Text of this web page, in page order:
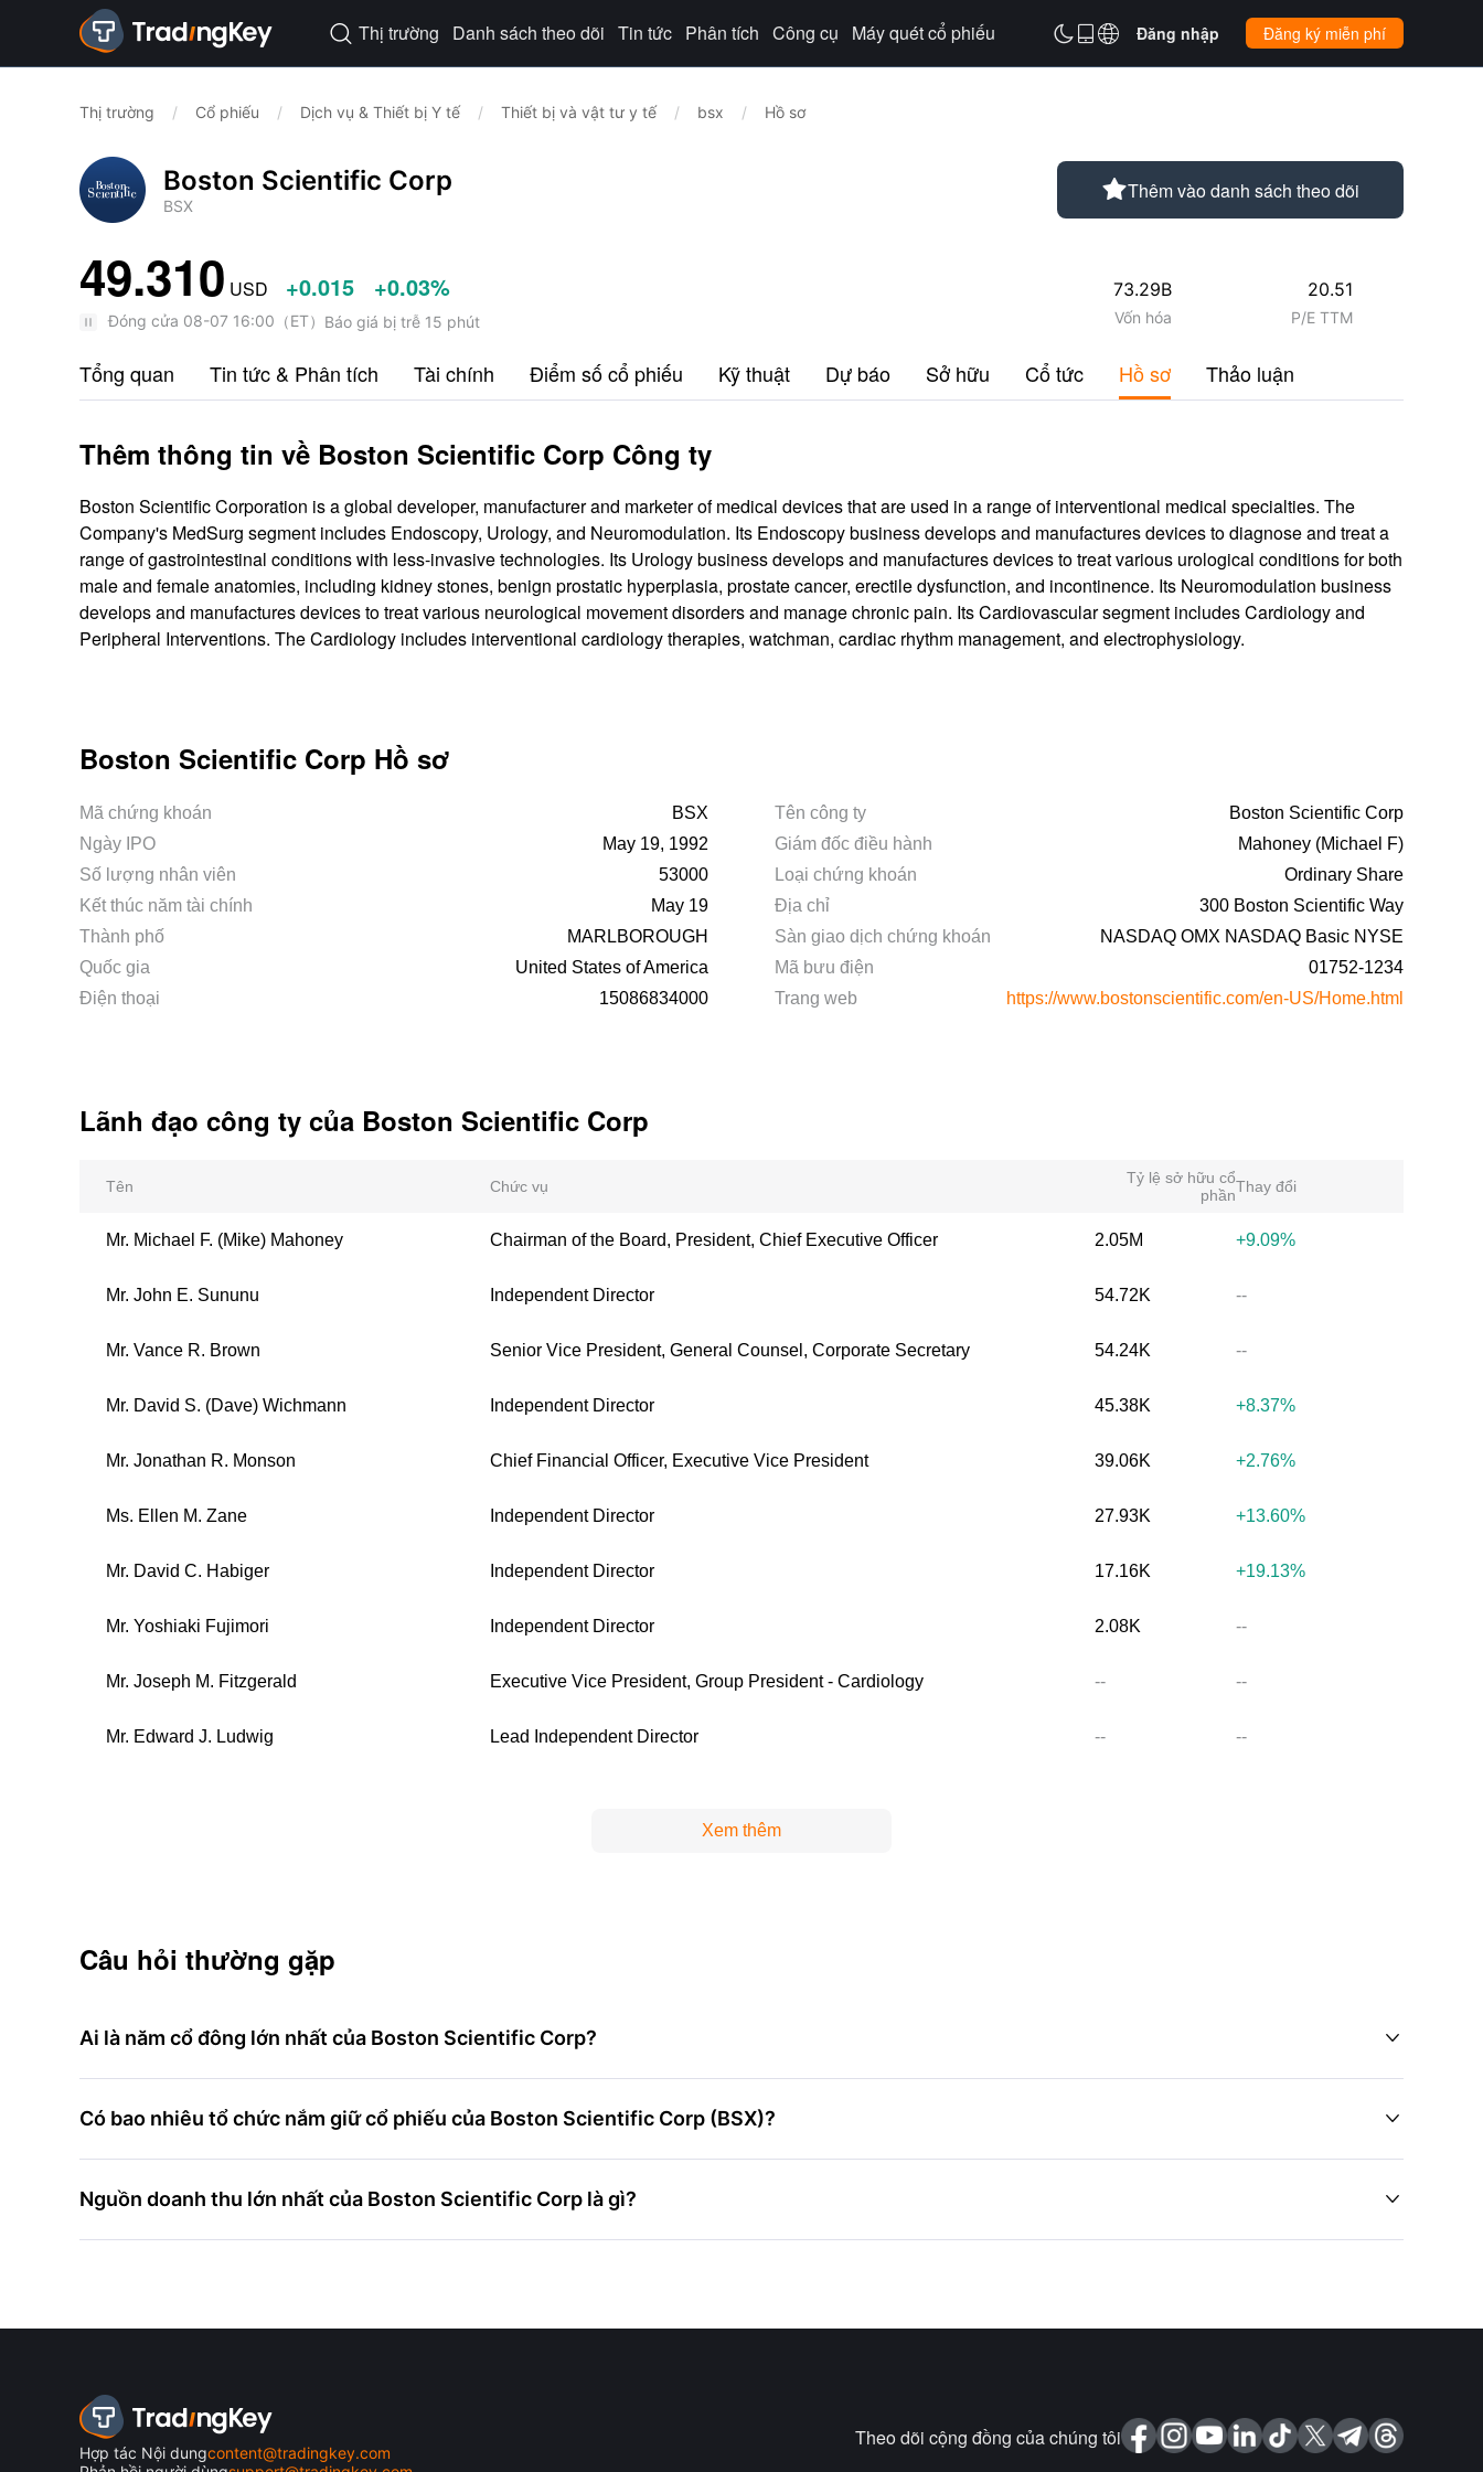
 Thị trường Danh sách theo dõi Tin tức Phân tích Công cụ Máy quét cổ phiếu  Đăng nhập Đăng ký miễn phí
Thị trường / Cổ phiếu / Dịch vụ & Thiết bị Y tế / Thiết bị và vật tư y tế / bsx / Hồ sơ
Boston Scientific Corp
BSX
Thêm vào danh sách theo dõi
49.310 USD +0.015 +0.03%
Đóng cửa 08-07 16:00 （ET） Báo giá bị trễ 15 phút
73.29B
Vốn hóa
20.51
P/E TTM
Tổng quan Tin tức & Phân tích Tài chính Điểm số cổ phiếu Kỹ thuật Dự báo Sở hữu Cổ tức Hồ sơ Thảo luận
Thêm thông tin về Boston Scientific Corp Công ty
Boston Scientific Corporation is a global developer, manufacturer and marketer of medical devices that are used in a range of interventional medical specialties. The
Company's MedSurg segment includes Endoscopy, Urology, and Neuromodulation. Its Endoscopy business develops and manufactures devices to diagnose and treat a
range of gastrointestinal conditions with less-invasive technologies. Its Urology business develops and manufactures devices to treat various urological conditions for both
male and female anatomies, including kidney stones, benign prostatic hyperplasia, prostate cancer, erectile dysfunction, and incontinence. Its Neuromodulation business
develops and manufactures devices to treat various neurological movement disorders and manage chronic pain. Its Cardiovascular segment includes Cardiology and
Peripheral Interventions. The Cardiology includes interventional cardiology therapies, watchman, cardiac rhythm management, and electrophysiology.
Boston Scientific Corp Hồ sơ
Mã chứng khoán BSX Tên công ty
Boston Scientific Corp
Ngày IPO
May 19, 1992 Giám đốc điều hành
Mahoney (Michael F)
Số lượng nhân viên
53000 Loại chứng khoán
Ordinary Share
Kết thúc năm tài chính
May 19 Địa chỉ
300 Boston Scientific Way
Thành phố
MARLBOROUGH Sàn giao dịch chứng khoán
NASDAQ OMX NASDAQ Basic NYSE
Quốc gia
United States of America Mã bưu điện
01752-1234
Điện thoại
15086834000 Trang web https://www.bostonscientific.com/en-US/Home.html
Lãnh đạo công ty của Boston Scientific Corp
Tên Chức vụ
Tỷ lệ sở hữu cổ
phầnThay đổi
Mr. Michael F. (Mike) Mahoney Chairman of the Board, President, Chief Executive Officer 2.05M +9.09%
Mr. John E. Sununu Independent Director 54.72K --
Mr. Vance R. Brown Senior Vice President, General Counsel, Corporate Secretary 54.24K --
Mr. David S. (Dave) Wichmann Independent Director 45.38K +8.37%
Mr. Jonathan R. Monson Chief Financial Officer, Executive Vice President 39.06K +2.76%
Ms. Ellen M. Zane Independent Director 27.93K +13.60%
Mr. David C. Habiger Independent Director 17.16K +19.13%
Mr. Yoshiaki Fujimori Independent Director 2.08K --
Mr. Joseph M. Fitzgerald Executive Vice President, Group President - Cardiology -- --
Mr. Edward J. Ludwig Lead Independent Director -- --
Xem thêm
Câu hỏi thường gặp
Ai là năm cổ đông lớn nhất của Boston Scientific Corp? 
Có bao nhiêu tổ chức nắm giữ cổ phiếu của Boston Scientific Corp (BSX)? 
Nguồn doanh thu lớn nhất của Boston Scientific Corp là gì? 
Hợp tác Nội dungcontent@tradingkey.com
Theo dõi cộng đồng của chúng tôi